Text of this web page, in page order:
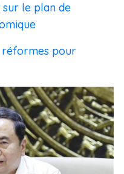
sur le plan de
réformes pour